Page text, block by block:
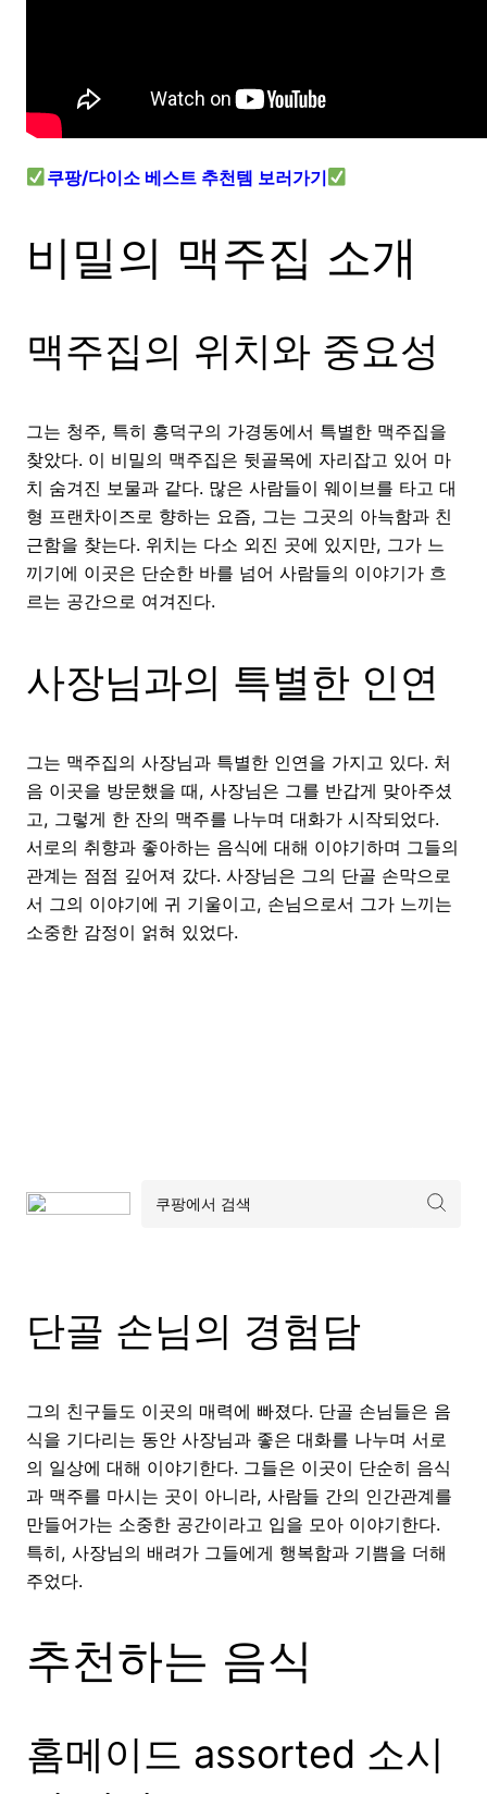
쿠팡/다이소 베스트 추천템 보러가기
비밀의 맥주집 소개
맥주집의 위치와 중요성
그는 청주, 특히 흥덕구의 가경동에서 특별한 맥주집을
찾았다. 이 비밀의 맥주집은 뒷골목에 자리잡고 있어 마
치 숨겨진 보물과 같다. 많은 사람들이 웨이브를 타고 대
형 프랜차이즈로 향하는 요즘, 그는 그곳의 아늑함과 친
근함을 찾는다. 위치는 다소 외진 곳에 있지만, 그가 느
끼기에 이곳은 단순한 바를 넘어 사람들의 이야기가 흐
르는 공간으로 여겨진다.
사장님과의 특별한 인연
그는 맥주집의 사장님과 특별한 인연을 가지고 있다. 처
음 이곳을 방문했을 때, 사장님은 그를 반갑게 맞아주셨
고, 그렇게 한 잔의 맥주를 나누며 대화가 시작되었다.
서로의 취향과 좋아하는 음식에 대해 이야기하며 그들의
관계는 점점 깊어져 갔다. 사장님은 그의 단골 손막으로
서 그의 이야기에 귀 기울이고, 손님으로서 그가 느끼는
소중한 감정이 얽혀 있었다.
단골 손님의 경험담
그의 친구들도 이곳의 매력에 빠졌다. 단골 손님들은 음
식을 기다리는 동안 사장님과 좋은 대화를 나누며 서로
의 일상에 대해 이야기한다. 그들은 이곳이 단순히 음식
과 맥주를 마시는 곳이 아니라, 사람들 간의 인간관계를
만들어가는 소중한 공간이라고 입을 모아 이야기한다.
특히, 사장님의 배려가 그들에게 행복함과 기쁨을 더해
주었다.
추천하는 음식
홈메이드 assorted 소시